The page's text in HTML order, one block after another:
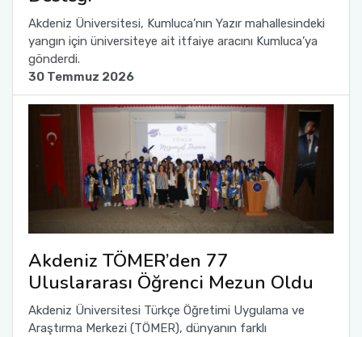
Akdeniz Üniversitesi, Kumluca’nın Yazır mahallesindeki
yangın için üniversiteye ait itfaiye aracını Kumluca’ya
gönderdi.
30 Temmuz 2026
Akdeniz TÖMER’den 77
Uluslararası Öğrenci Mezun Oldu
Akdeniz Üniversitesi Türkçe Öğretimi Uygulama ve
Araştırma Merkezi (TÖMER), dünyanın farklı
Sağlık Bilimleri Fakültesi
Serik İşletme Fakültesi
Spor Bilimleri Fakültesi
Su Ürünleri Fakültesi
Tıp Fakültesi
Uygulamalı Bilimler Fakültesi
Ziraat Fakültesi